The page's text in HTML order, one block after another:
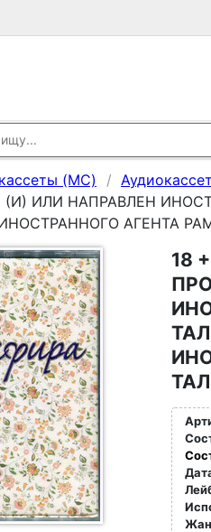
(MC)
(И) ИЛИ НАПРАВЛЕН
АГЕНТА
18